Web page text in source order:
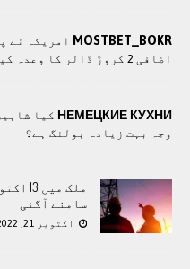
MOSTBET_BOKR امريکہ نے
اضافی 2 کروڑ ڈالر کا وعدہ کیا ہے، وفاقی وزیر صحت
НЕМЕЦКИЕ КУХНИ کیا
وجہ بہت زیادہ بولنگ ہے؟
ملک
سامنے آگئی
اکتوبر 21, 2022